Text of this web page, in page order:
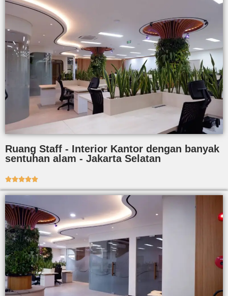
Ruang Staff - Interior Kantor dengan banyak
sentuhan alam - Jakarta Selatan
